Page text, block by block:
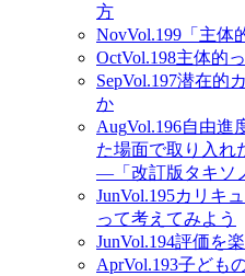
方
NovVol.199 「主体
OctVol.198主体的
SepVol.197潜在的
か
AugVol.196自由進
た場面で取り入れ
―「改訂版タキソ
JunVol.195カリキ
って考えてみよう
JunVol.194評価を
AprVol.193子ども